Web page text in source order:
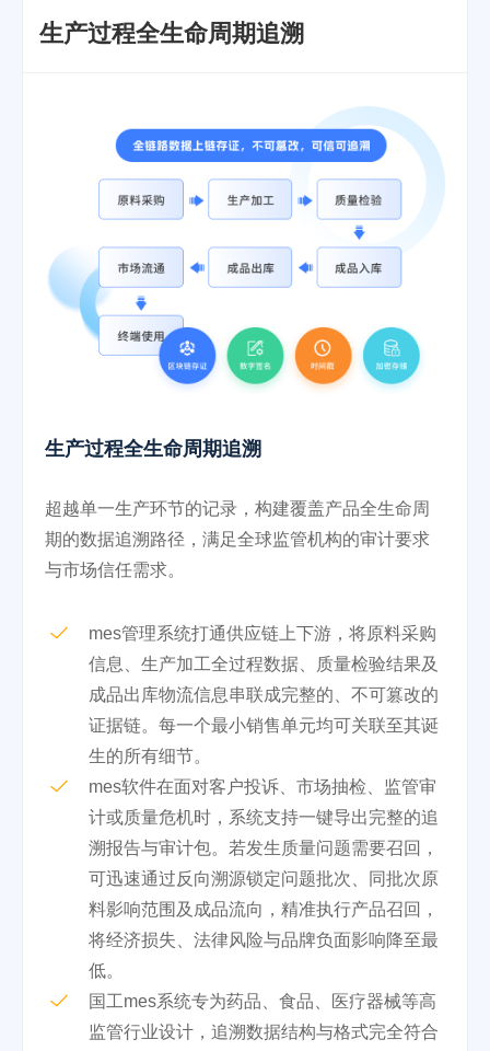
生产过程全生命周期追溯
生产过程全生命周期追溯
超越单一生产环节的记录，构建覆盖产品全生命周
期的数据追溯路径，满足全球监管机构的审计要求
与市场信任需求。
mes管理系统打通供应链上下游，将原料采购
信息、生产加工全过程数据、质量检验结果及
成品出库物流信息串联成完整的、不可篡改的
证据链。每一个最小销售单元均可关联至其诞
生的所有细节。
mes软件在面对客户投诉、市场抽检、监管审
计或质量危机时，系统支持一键导出完整的追
溯报告与审计包。若发生质量问题需要召回，
可迅速通过反向溯源锁定问题批次、同批次原
料影响范围及成品流向，精准执行产品召回，
将经济损失、法律风险与品牌负面影响降至最
低。
国工mes系统专为药品、食品、医疗器械等高
监管行业设计，追溯数据结构与格式完全符合